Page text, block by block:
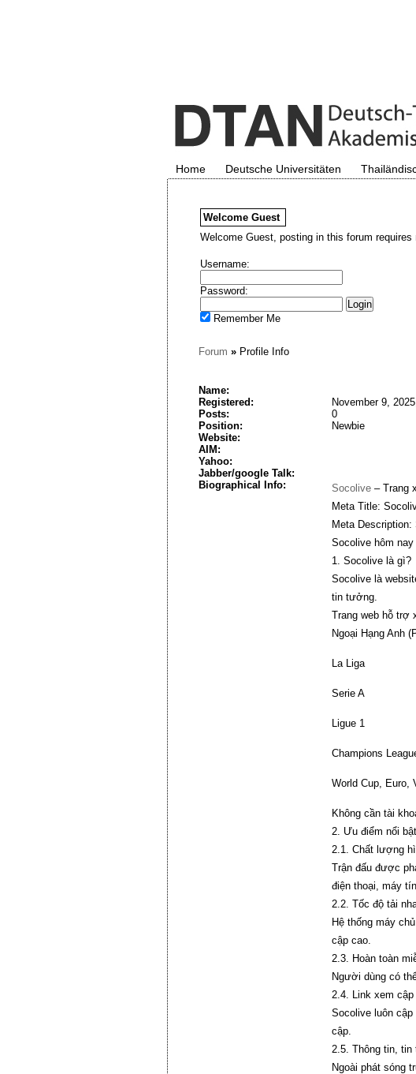
Home Deutsche Universitäten
Welcome Guest
Welcome Guest, posting in this forum requires
Username:
Password:
Remember Me
Forum »Profile Info
Name:
Registered:
November 9,
Posts:
0
Position:
Newbie
Website:
AIM:
Yahoo:
Jabber/google Talk:
Biographical Info:
Socolive– Trang
Meta Title:
Meta
Socolive hôm
1. Socolive là gì?
Socolive là
tin tưởng.
Trang web hỗ trợ
Ngoại Hạng Anh
La Liga
Serie A
Ligue 1
Champions
World Cup, Euro,
Không cần tài
2. Ưu điểm nổi
2.1. Chất lượng
Trận đấu được
điện thoại, máy
2.2. Tốc độ tải
Hệ thống máy
cập cao.
2.3. Hoàn toàn
Người dùng có
2.4. Link xem cập
Socolive luôn
cập.
2.5. Thông tin,
Ngoài phát sóng